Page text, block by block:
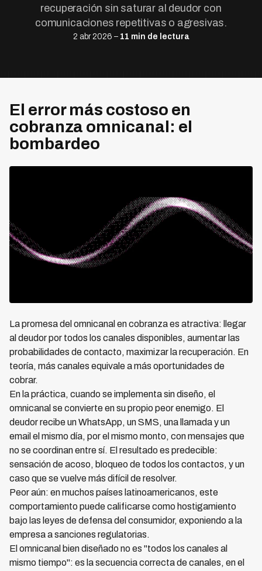
recuperación sin saturar al deudor con
comunicaciones repetitivas o agresivas.
2 abr 2026 – 11 min de lectura
El error más costoso en
cobranza omnicanal: el
bombardeo
La promesa del omnicanal en cobranza es atractiva: llegar
al deudor por todos los canales disponibles, aumentar las
probabilidades de contacto, maximizar la recuperación. En
teoría, más canales equivale a más oportunidades de
cobrar.
En la práctica, cuando se implementa sin diseño, el
omnicanal se convierte en su propio peor enemigo. El
deudor recibe un WhatsApp, un SMS, una llamada y un
email el mismo día, por el mismo monto, con mensajes que
no se coordinan entre sí. El resultado es predecible:
sensación de acoso, bloqueo de todos los contactos, y un
caso que se vuelve más difícil de resolver.
Peor aún: en muchos países latinoamericanos, este
comportamiento puede calificarse como hostigamiento
bajo las leyes de defensa del consumidor, exponiendo a la
empresa a sanciones regulatorias.
El omnicanal bien diseñado no es "todos los canales al
mismo tiempo": es la secuencia correcta de canales, en el